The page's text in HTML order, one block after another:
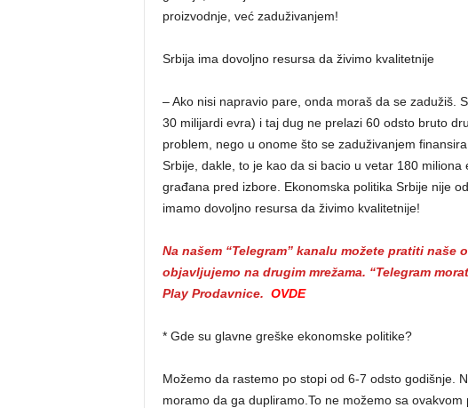
proizvodnje, već zaduživanjem!
Srbija ima dovoljno resursa da živimo kvalitetnije
– Ako nisi napravio pare, onda moraš da se zadužiš.
30 milijardi evra) i taj dug ne prelazi 60 odsto bruto
problem, nego u onome što se zaduživanjem
Srbije, dakle, to je kao da si bacio u vetar 180
građana pred izbore. Ekonomska politika Srbije nije
imamo dovoljno resursa da živimo kvalitetnije!
Na našem “Telegram” kanalu možete pratiti
objavljujemo na drugim mrežama. “Telegram
Play Prodavnice. OVDE
* Gde su glavne greške ekonomske politike?
Možemo da rastemo po stopi od 6-7 odsto godišnje.
moramo da ga dupliramo.To ne možemo sa